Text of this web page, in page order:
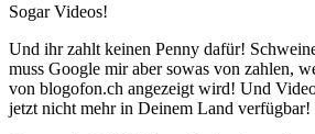
Sogar Videos!
Und ihr zahlt keinen Penny dafür!
muss Google mir aber sowas von zahlen,
von blogofon.ch angezeigt wird! Und
jetzt nicht mehr in Deinem Land verfügbar!